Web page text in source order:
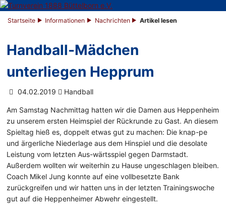
Startseite Informationen Nachrichten Artikel lesen
Handball-Mädchen
unterliegen Hepprum
04.02.2019 Handball
Am Samstag Nachmittag hatten wir die Damen aus Heppenheim
zu unserem ersten Heimspiel der Rückrunde zu Gast. An diesem
Spieltag hieß es, doppelt etwas gut zu machen: Die knap-pe
und ärgerliche Niederlage aus dem Hinspiel und die desolate
Leistung vom letzten Aus-wärtsspiel gegen Darmstadt.
Außerdem wollten wir weiterhin zu Hause ungeschlagen bleiben.
Coach Mikel Jung konnte auf eine vollbesetzte Bank
zurückgreifen und wir hatten uns in der letzten Trainingswoche
gut auf die Heppenheimer Abwehr eingestellt.